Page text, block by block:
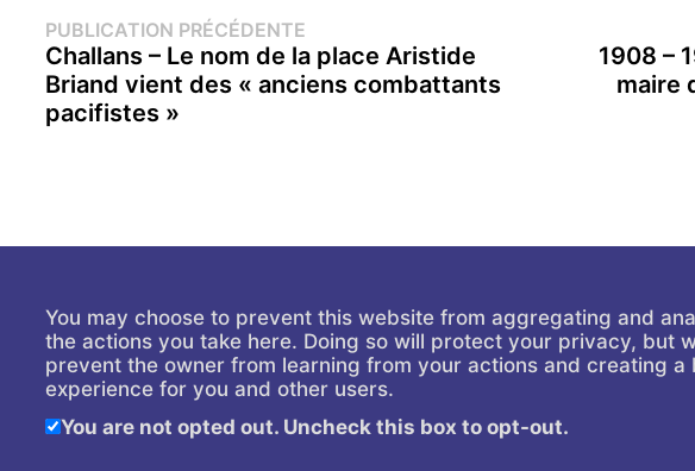
Navigation
de
l’article
PUBLICATION PRÉCÉDENTE
précédente :
Challans – Le nom de la place Aristide
Briand vient des « anciens combattants
pacifistes »
1908 –
maire
You may choose to prevent this website from aggregating and
the actions you take here. Doing so will protect your privacy, but
prevent the owner from learning from your actions and creating a
experience for you and other users.
You are not opted out. Uncheck this box to opt-out.